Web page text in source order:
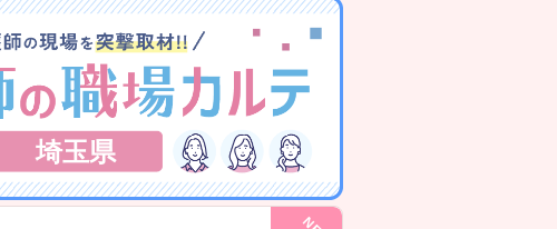
埼玉県